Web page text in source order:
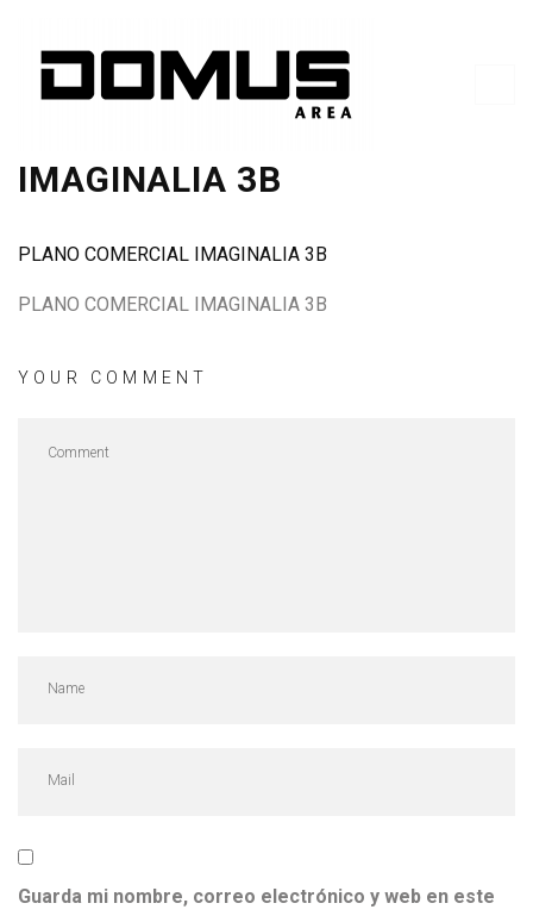
IMAGINALIA 3B
PLANO COMERCIAL IMAGINALIA 3B
PLANO COMERCIAL IMAGINALIA 3B
YOUR COMMENT
Guarda mi nombre, correo electrónico y web en este